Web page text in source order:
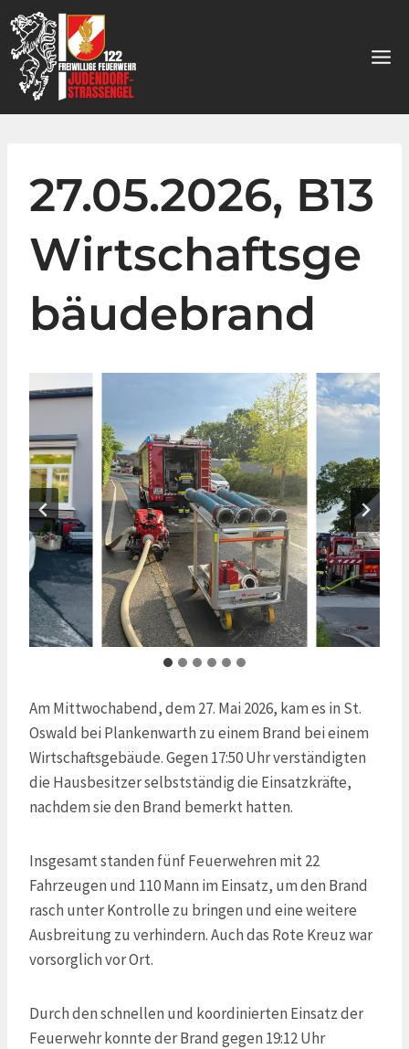
Zum
Inhalt
springen
27.05.2026, B13
Wirtschaftsge
bäudebrand
Am Mittwochabend, dem 27. Mai 2026, kam es in St.
Oswald bei Plankenwarth zu einem Brand bei einem
Wirtschaftsgebäude. Gegen 17:50 Uhr verständigten
die Hausbesitzer selbstständig die Einsatzkräfte,
nachdem sie den Brand bemerkt hatten.
Insgesamt standen fünf Feuerwehren mit 22
Fahrzeugen und 110 Mann im Einsatz, um den Brand
rasch unter Kontrolle zu bringen und eine weitere
Ausbreitung zu verhindern. Auch das Rote Kreuz war
vorsorglich vor Ort.
Durch den schnellen und koordinierten Einsatz der
Feuerwehr konnte der Brand gegen 19:12 Uhr